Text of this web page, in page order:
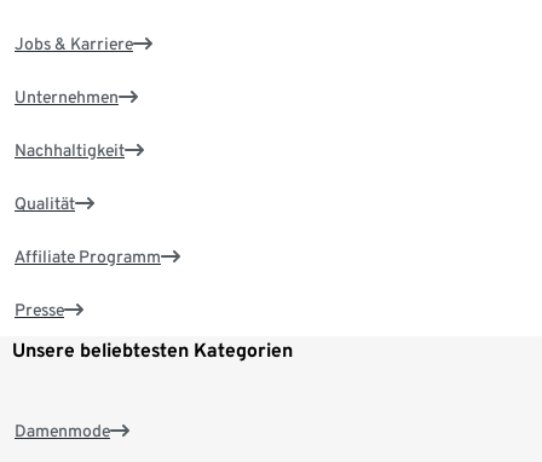
Jobs & Karriere
Unternehmen
Nachhaltigkeit
Qualität
Affiliate Programm
Presse
Unsere beliebtesten Kategorien
Damenmode